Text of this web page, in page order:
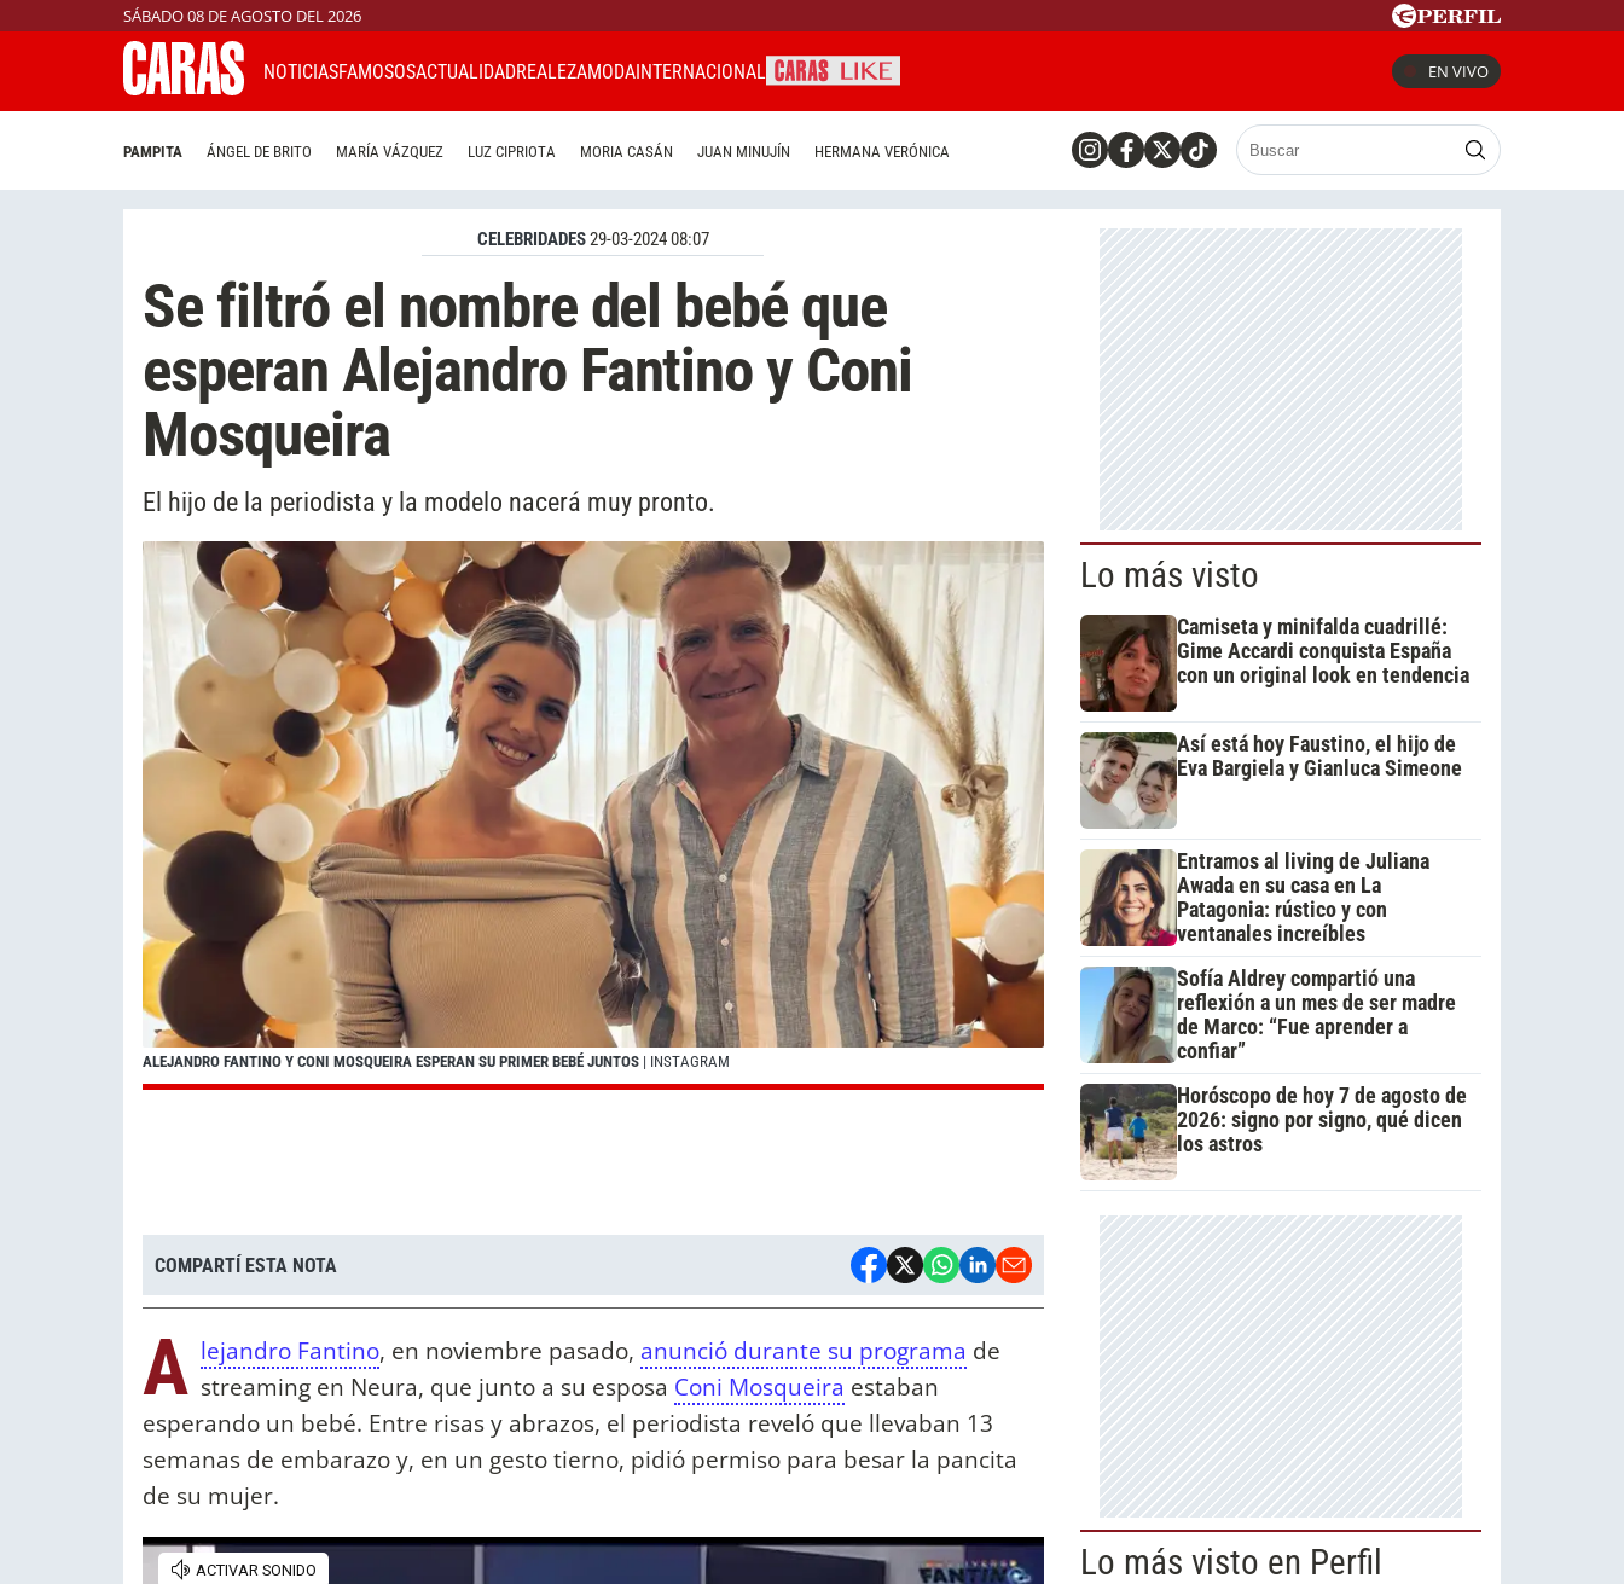
SÁBADO 08 DE AGOSTO DEL 2026
NOTICIASFAMOSOSACTUALIDADREALEZAMODAINTERNACIONAL EN VIVO
PAMPITA ÁNGEL DE BRITO MARÍA VÁZQUEZ LUZ CIPRIOTA MORIA CASÁN JUAN MINUJÍN HERMANA VERÓNICA
CELEBRIDADES29-03-2024 08:07
Se filtró el nombre del bebé que
esperan Alejandro Fantino y Coni
Mosqueira
El hijo de la periodista y la modelo nacerá muy pronto.
ALEJANDRO FANTINO Y CONI MOSQUEIRA ESPERAN SU PRIMER BEBÉ JUNTOS | INSTAGRAM
COMPARTÍ ESTA NOTA
A lejandro Fantino, en noviembre pasado, anunció durante su programa de
streaming en Neura, que junto a su esposa Coni Mosqueira estaban
esperando un bebé. Entre risas y abrazos, el periodista reveló que llevaban 13
semanas de embarazo y, en un gesto tierno, pidió permiso para besar la pancita
de su mujer.
Lo más visto
Camiseta y minifalda cuadrillé:
Gime Accardi conquista España
con un original look en tendencia
Así está hoy Faustino, el hijo de
Eva Bargiela y Gianluca Simeone
Entramos al living de Juliana
Awada en su casa en La
Patagonia: rústico y con
ventanales increíbles
Sofía Aldrey compartió una
reflexión a un mes de ser madre
de Marco: “Fue aprender a
confiar”
Horóscopo de hoy 7 de agosto de
2026: signo por signo, qué dicen
los astros
Lo más visto en Perfil